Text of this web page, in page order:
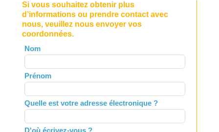
Si vous souhaitez obtenir plus
d’informations ou prendre contact avec
nous, veuillez nous envoyer vos
coordonnées.
Leave
this
field
blank
Nom
Prénom
Quelle est votre adresse électronique ?
D'où écrivez-vous ?